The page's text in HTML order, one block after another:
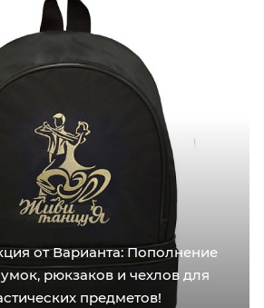
от Варианта: Пополнение
рюкзаков и чехлов для
предметов!